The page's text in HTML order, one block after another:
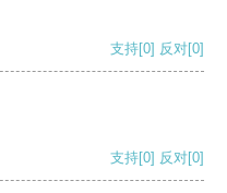
支持[0] 反对[0]
支持[0] 反对[0]